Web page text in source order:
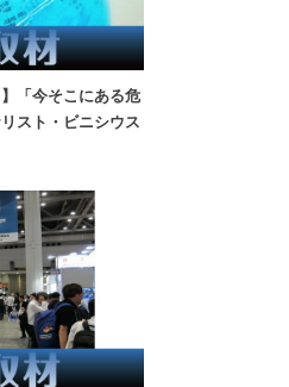
「今そこにある危
スト・ビニシウス